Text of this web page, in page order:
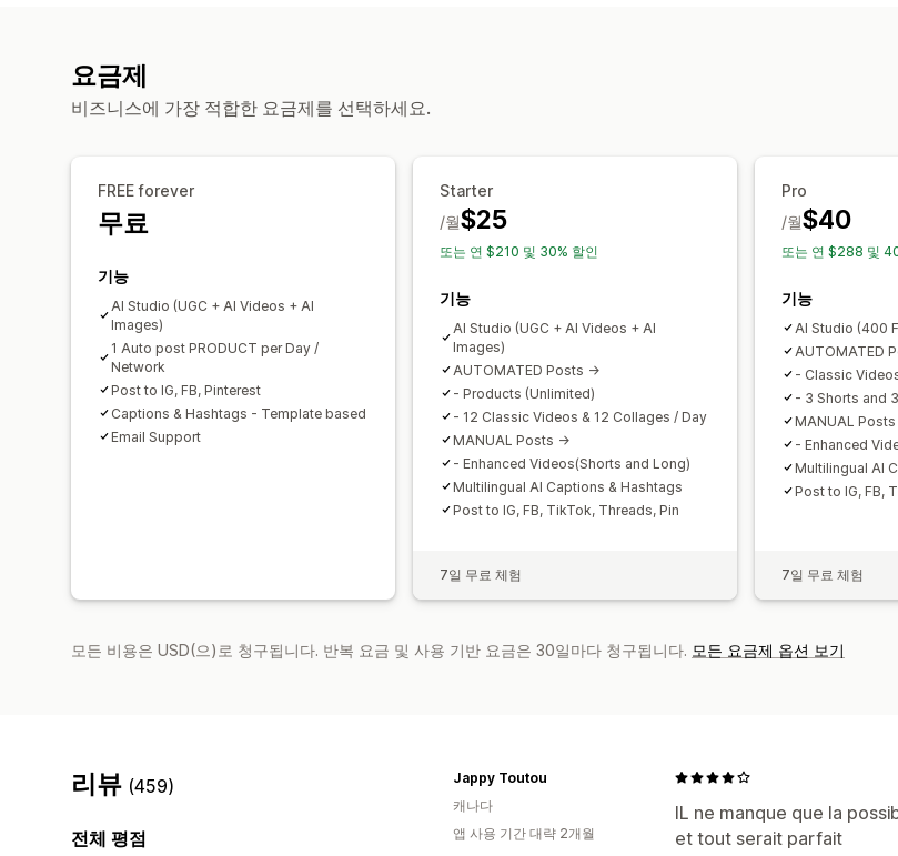
요금제
비즈니스에 가장 적합한 요금제를 선택하세요.
FREE forever
무료
기능
AI Studio (UGC + AI Videos + AI
Images)
1 Auto post PRODUCT per Day /
Network
Post to IG, FB, Pinterest
Captions & Hashtags - Template based
Email Support
Starter
$25
/월
또는 연 $210 및 30% 할인
기능
AI Studio (UGC + AI Videos + AI
Images)
AUTOMATED Posts ->
- Products (Unlimited)
- 12 Classic Videos & 12 Collages / Day
MANUAL Posts ->
- Enhanced Videos(Shorts and Long)
Multilingual AI Captions & Hashtags
Post to IG, FB, TikTok, Threads, Pin
7일 무료 체험
Pro
$40
/월
또는 연 $288 및
기능
AI Studio (400
AUTOMATED
- Classic
- 3 Shorts and
MANUAL
- Enhanced
Multilingual AI
Post to IG, FB,
7일 무료 체험
모든 비용은 USD(으)로 청구됩니다. 반복 요금 및 사용 기반 요금은 30일마다 청구됩니다. 모든 요금제 옵션 보기
리뷰 (459)
전체 평점
IL ne manque que la
et tout serait parfait
Jappy Toutou
캐나다
앱 사용 기간 대략 2개월